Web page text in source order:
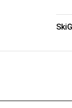
Ski